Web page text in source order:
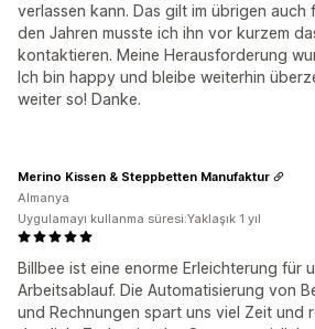
verlassen kann. Das gilt im übrigen auch
den Jahren musste ich ihn vor kurzem
kontaktieren. Meine Herausforderung
Ich bin happy und bleibe weiterhin
weiter so! Danke.
Billbee ist eine enorme Erleichterung für
Arbeitsablauf. Die Automatisierung von
und Rechnungen spart uns viel Zeit und
Merino Kissen & Steppbetten Manufaktur
Almanya
Uygulamayı kullanma süresi:Yaklaşık 1 yıl